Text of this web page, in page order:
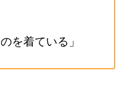
を着ている」